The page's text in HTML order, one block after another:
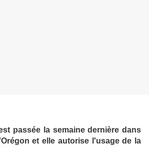
passée la semaine dernière dans
et elle autorise l'usage de la